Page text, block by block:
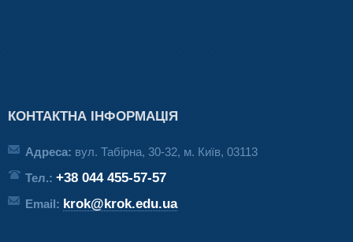
КОНТАКТНА ІНФОРМАЦІЯ
Адреса: вул. Табірна, 30-32, м. Київ, 03113
Тел.: +38 044 455-57-57
Email: krok@krok.edu.ua